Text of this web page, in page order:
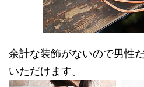
余計な装飾がないので男性
いただけます。